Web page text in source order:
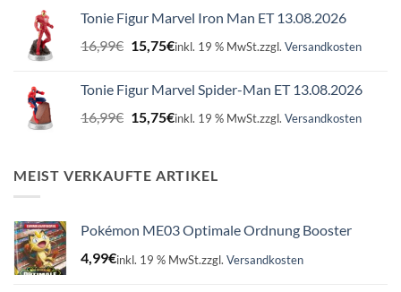
16,99€15,75€.
Tonie Figur Marvel Iron Man ET 13.08.2026
16,99€ Ursprünglicher
Preis
16,99€
15,75€Aktueller
15,75€.
inkl. 19 % MwSt.zzgl. Versandkosten
Tonie Figur Marvel Spider-Man ET 13.08.2026
16,99€ Ursprünglicher
Preis
16,99€
15,75€Aktueller
15,75€.
inkl. 19 % MwSt.zzgl. Versandkosten
MEIST VERKAUFTE ARTIKEL
Pokémon ME03 Optimale Ordnung Booster
4,99€inkl. 19 % MwSt.zzgl. Versandkosten